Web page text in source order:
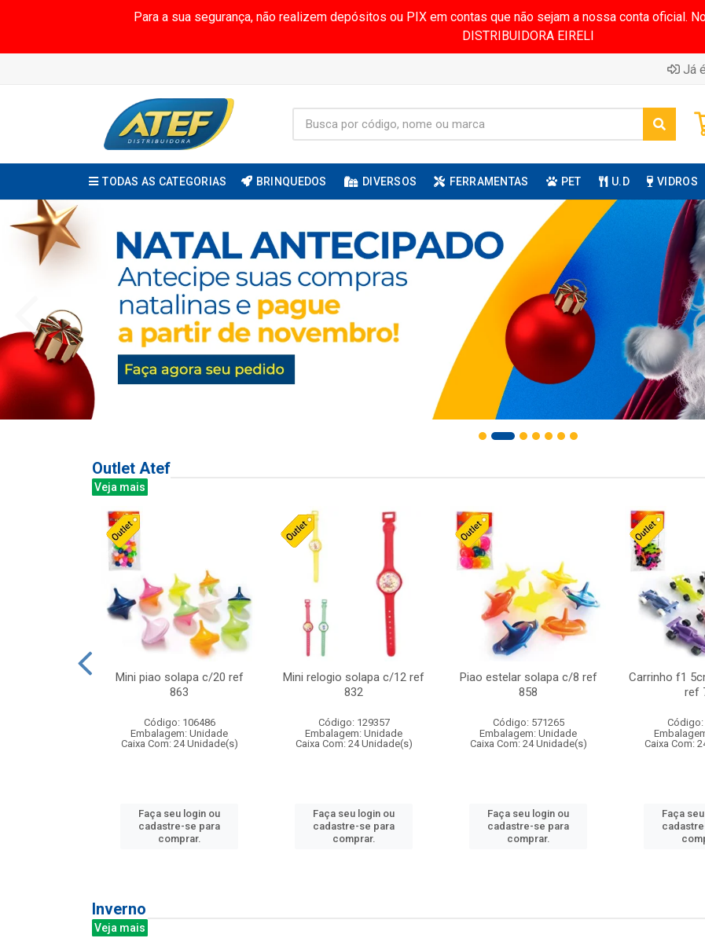
Para a sua segurança, não realizem depósitos ou PIX em contas que não sejam a nossa conta oficial.
DISTRIBUIDORA EIRELI
Já
TODAS AS CATEGORIAS BRINQUEDOS DIVERSOS FERRAMENTAS PET U.D VIDROS
Outlet Atef
Veja mais
Mini piao solapa c/20 ref
863
Código: 106486
Embalagem: Unidade
Caixa Com: 24 Unidade(s)
Faça seu login ou
cadastre-se para
comprar.
Mini relogio solapa c/12 ref
832
Código: 129357
Embalagem: Unidade
Caixa Com: 24 Unidade(s)
Faça seu login ou
cadastre-se para
comprar.
Piao estelar solapa c/8 ref
858
Código: 571265
Embalagem: Unidade
Caixa Com: 24 Unidade(s)
Faça seu login ou
cadastre-se para
comprar.
Carrinho f1
ref
Código:
Caixa Com:
Faça
Inverno
Veja mais